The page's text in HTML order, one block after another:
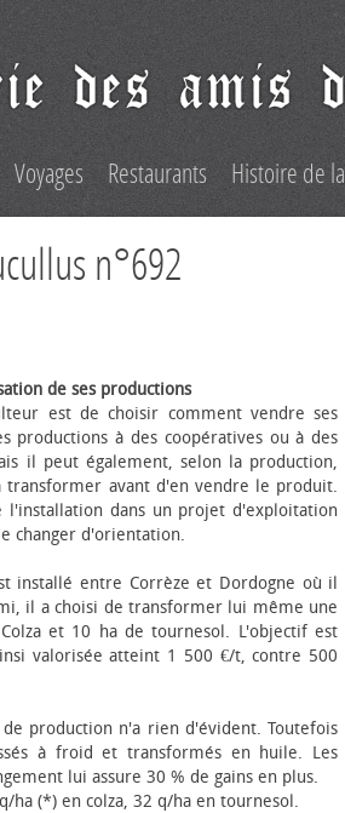
Voyages Restaurants Histoire de
n°692
de ses productions
est de choisir comment vendre ses
productions à des coopératives ou à des
il peut également, selon la production,
avant d'en vendre le produit.
dans un projet d'exploitation
changer d'orientation.
installé entre Corrèze et Dordogne où il
il a choisi de transformer lui même une
et 10 ha de tournesol. L'objectif est
valorisée atteint 1 500 €/t, contre 500
production n'a rien d'évident. Toutefois
à froid et transformés en huile. Les
lui assure 30 % de gains en plus.
ha (*) en colza, 32 q/ha en tournesol.